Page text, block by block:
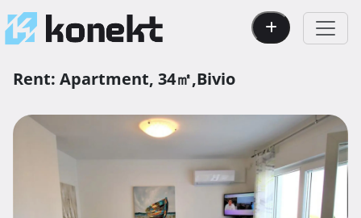
Rent: Apartment, 34㎡,Bivio